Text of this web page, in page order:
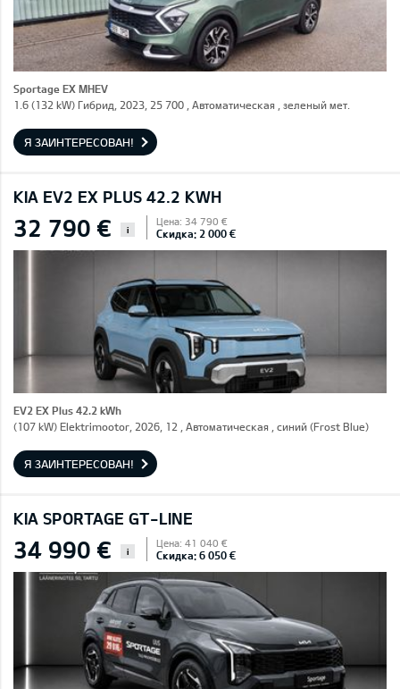
Sportage EX MHEV
1.6 (132 kW) Гибрид, 2023, 25 700 , Автоматическая , зеленый мет.
Я ЗАИНТЕРЕСОВАН!
KIA EV2 EX PLUS 42.2 KWH
32 790 € i
Цена: 34 790 €
Скидка: 2 000 €
EV2 EX Plus 42.2 kWh
(107 kW) Elektrimootor, 2026, 12 , Автоматическая , синий (Frost Blue)
Я ЗАИНТЕРЕСОВАН!
KIA SPORTAGE GT-LINE
34 990 € i
Цена: 41 040 €
Скидка: 6 050 €